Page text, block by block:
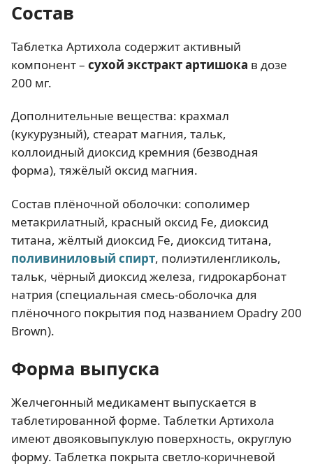
Состав
Таблетка Артихола содержит активный
компонент – сухой экстракт артишока в дозе
200 мг.
Дополнительные вещества: крахмал
(кукурузный), стеарат магния, тальк,
коллоидный диоксид кремния (безводная
форма), тяжёлый оксид магния.
Состав плёночной оболочки: сополимер
метакрилатный, красный оксид Fe, диоксид
титана, жёлтый диоксид Fe, диоксид титана,
поливиниловый спирт, полиэтиленгликоль,
тальк, чёрный диоксид железа, гидрокарбонат
натрия (специальная смесь-оболочка для
плёночного покрытия под названием Opadry 200
Brown).
Форма выпуска
Желчегонный медикамент выпускается в
таблетированной форме. Таблетки Артихола
имеют двояковыпуклую поверхность, округлую
форму. Таблетка покрыта светло-коричневой